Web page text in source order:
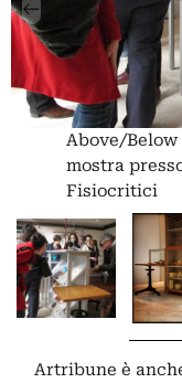
Above/
mostra
Fisiocritici
Artribune è